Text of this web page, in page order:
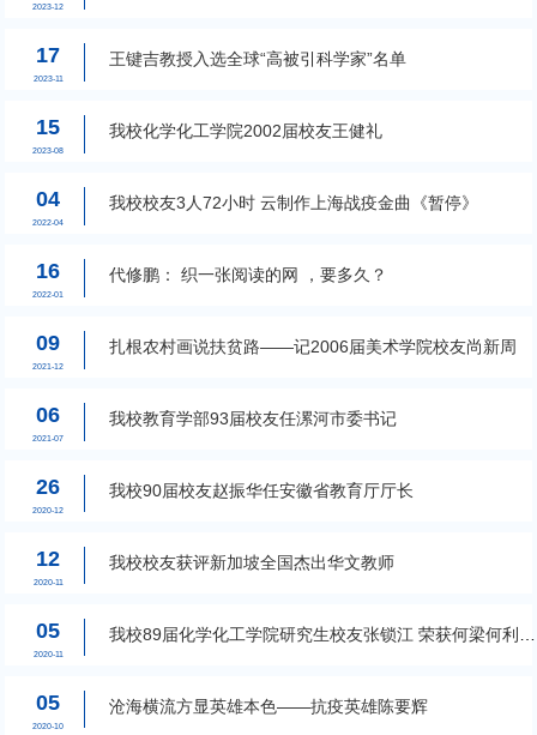
2023-12
17
2023-11
王键吉教授入选全球“高被引科学家”名单
15
2023-08
我校化学化工学院2002届校友王健礼
04
2022-04
我校校友3人72小时 云制作上海战疫金曲《暂停》
16
2022-01
代修鹏： 织一张阅读的网 ，要多久？
09
2021-12
扎根农村画说扶贫路——记2006届美术学院校友尚新周
06
2021-07
我校教育学部93届校友任漯河市委书记
26
2020-12
我校90届校友赵振华任安徽省教育厅厅长
12
2020-11
我校校友获评新加坡全国杰出华文教师
05
2020-11
我校89届化学化工学院研究生校友张锁江 荣获何梁何利奖
05
2020-10
沧海横流方显英雄本色——抗疫英雄陈要辉